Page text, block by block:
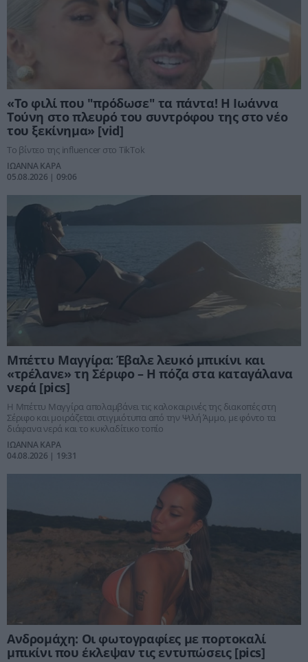
«Το φιλί που "πρόδωσε" τα πάντα! Η Ιωάννα
Τούνη στο πλευρό του συντρόφου της στο νέο
του ξεκίνημα» [vid]
Το βίντεο της influencer στο TikTok
ΙΩΑΝΝΑ ΚΑΡΑ
05.08.2026 | 09:06
Μπέττυ Μαγγίρα: Έβαλε λευκό μπικίνι και
«τρέλανε» τη Σέριφο – Η πόζα στα καταγάλανα
νερά [pics]
Η Μπέττυ Μαγγίρα απολαμβάνει τις καλοκαιρινές της διακοπές στη
Σέριφο και μοιράζεται στιγμιότυπα από την Ψιλή Άμμο, με φόντο τα
διάφανα νερά και το κυκλαδίτικο τοπίο
ΙΩΑΝΝΑ ΚΑΡΑ
04.08.2026 | 19:31
Ανδρομάχη: Οι φωτογραφίες με πορτοκαλί
μπικίνι που έκλεψαν τις εντυπώσεις [pics]